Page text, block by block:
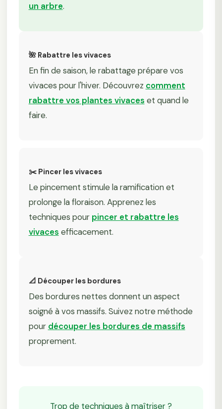
un arbre.
🌺 Rabattre les vivaces
En fin de saison, le rabattage prépare vos
vivaces pour l'hiver. Découvrez comment
rabattre vos plantes vivaces et quand le
faire.
✂️ Pincer les vivaces
Le pincement stimule la ramification et
prolonge la floraison. Apprenez les
techniques pour pincer et rabattre les
vivaces efficacement.
📐 Découper les bordures
Des bordures nettes donnent un aspect
soigné à vos massifs. Suivez notre méthode
pour découper les bordures de massifs
proprement.
Trop de techniques à maîtriser ?